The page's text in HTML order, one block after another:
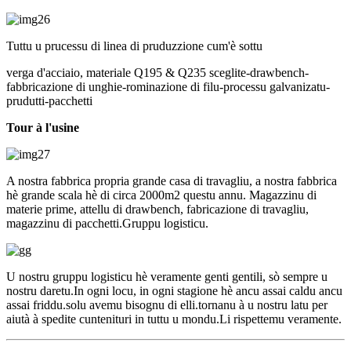
Tuttu u prucessu di linea di pruduzzione cum'è sottu
verga d'acciaio, materiale Q195 & Q235 sceglite-drawbench-
fabbricazione di unghie-rominazione di filu-processu galvanizatu-
prudutti-pacchetti
Tour à l'usine
A nostra fabbrica propria grande casa di travagliu, a nostra fabbrica
hè grande scala hè di circa 2000m2 questu annu. Magazzinu di
materie prime, attellu di drawbench, fabricazione di travagliu,
magazzinu di pacchetti.Gruppu logisticu.
U nostru gruppu logisticu hè veramente genti gentili, sò sempre u
nostru daretu.In ogni locu, in ogni stagione hè ancu assai caldu ancu
assai friddu.solu avemu bisognu di elli.tornanu à u nostru latu per
aiutà à spedite cuntenituri in tuttu u mondu.Li rispettemu veramente.